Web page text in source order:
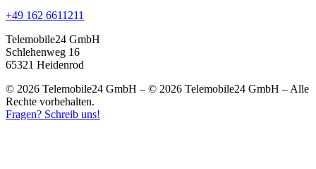
+49 162 6611211
Telemobile24 GmbH
Schlehenweg 16
65321 Heidenrod
© 2026 Telemobile24 GmbH – © 2026 Telemobile24 GmbH – Alle
Rechte vorbehalten.
Fragen? Schreib uns!